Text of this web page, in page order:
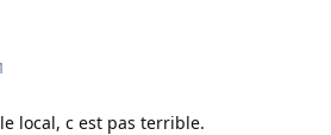
local, c est pas terrible.